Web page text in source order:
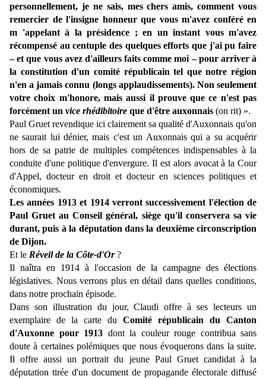
personnellement, je ne sais, mes chers amis, comment vous
remercier de l'insigne honneur que vous m'avez conféré en
m 'appelant à la présidence ; en un instant vous m'avez
récompensé au centuple des quelques efforts que j'ai pu faire
– et que vous avez d'ailleurs faits comme moi – pour arriver à
la constitution d'un comité républicain tel que notre région
n'en a jamais connu (longs applaudissements). Non seulement
votre choix m'honore, mais aussi il prouve que ce n'est pas
forcément un vice rhédibitoire que d'être auxonnais (on rit) ».
Paul Gruet revendique ici clairement sa qualité d'Auxonnais qu'on
ne saurait lui dénier, mais c'est un Auxonnais qui a su acquérir
hors de sa patrie de multiples compétences indispensables à la
conduite d'une politique d'envergure. Il est alors avocat à la Cour
d'Appel, docteur en droit et docteur en sciences politiques et
économiques.
Les années 1913 et 1914 verront successivement l'élection de
Paul Gruet au Conseil général, siège qu'il conservera sa vie
durant, puis à la députation dans la deuxième circonscription
de Dijon.
Et le Réveil de la Côte-d'Or?
Il naîtra en 1914 à l'occasion de la campagne des élections
législatives. Nous verrons plus en détail dans quelles conditions,
dans notre prochain épisode.
Dans son illustration du jour, Claudi offre à ses lecteurs un
exemplaire de la carte du Comité républicain du Canton
d'Auxonne pour 1913 dont la couleur rouge contribua sans
doute à certaines polémiques que nous évoquerons dans la suite.
Il offre aussi un portrait du jeune Paul Gruet candidat à la
députation tirée d'un document de propagande électorale diffusé